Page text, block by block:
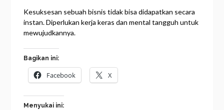
Kesuksesan sebuah bisnis tidak bisa didapatkan secara
instan. Diperlukan kerja keras dan mental tangguh untuk
mewujudkannya.
Bagikan ini:
Facebook X
Menyukai ini: